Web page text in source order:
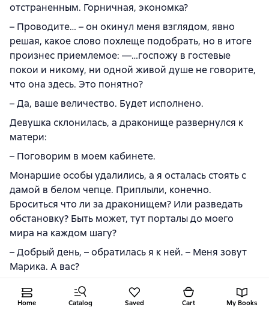
Home Catalog Saved Cart My Books
отстраненным. Горничная, экономка?
– Проводите… – он окинул меня взглядом, явно
решая, какое слово похлеще подобрать, но в итоге
произнес приемлемое: —…госпожу в гостевые
покои и никому, ни одной живой душе не говорите,
что она здесь. Это понятно?
– Да, ваше величество. Будет исполнено.
Девушка склонилась, а драконище развернулся к
матери:
– Поговорим в моем кабинете.
Монаршие особы удалились, а я осталась стоять с
дамой в белом чепце. Приплыли, конечно.
Броситься что ли за драконищем? Или разведать
обстановку? Быть может, тут порталы до моего
мира на каждом шагу?
– Добрый день, – обратилась я к ней. – Меня зовут
Марика. А вас?
– Джудит, – растерянность сквозила в её голосе. –
Горничная.